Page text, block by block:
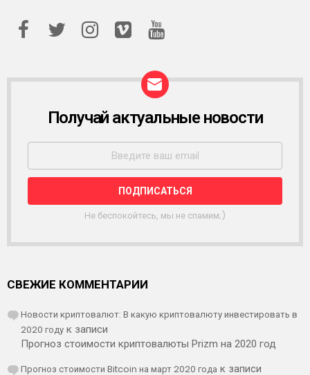
С
Ы
Л
К
Получай актуальные новости
Не беспокойтесь, мы не спамим;)
СВЕЖИЕ КОММЕНТАРИИ
Новости криптовалют: В какую криптовалюту инвестировать в
2020 году к записи
Прогноз стоимости криптовалюты Prizm на 2020 год
Прогноз стоимости Bitcoin на март 2020 года к записи